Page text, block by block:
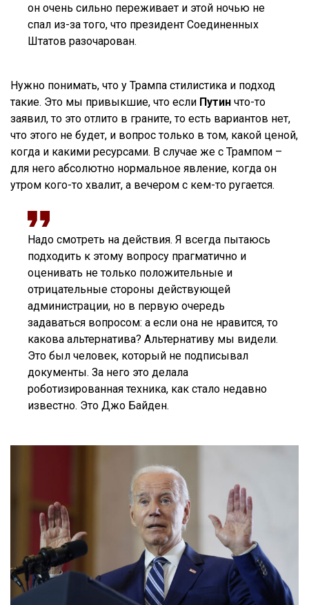
он очень сильно переживает и этой ночью не
спал из-за того, что президент Соединенных
Штатов разочарован.
Нужно понимать, что у Трампа стилистика и подход
такие. Это мы привыкшие, что если Путин что-то
заявил, то это отлито в граните, то есть вариантов нет,
что этого не будет, и вопрос только в том, какой ценой,
когда и какими ресурсами. В случае же с Трампом –
для него абсолютно нормальное явление, когда он
утром кого-то хвалит, а вечером с кем-то ругается.
Надо смотреть на действия. Я всегда пытаюсь
подходить к этому вопросу прагматично и
оценивать не только положительные и
отрицательные стороны действующей
администрации, но в первую очередь
задаваться вопросом: а если она не нравится, то
какова альтернатива? Альтернативу мы видели.
Это был человек, который не подписывал
документы. За него это делала
роботизированная техника, как стало недавно
известно. Это Джо Байден.